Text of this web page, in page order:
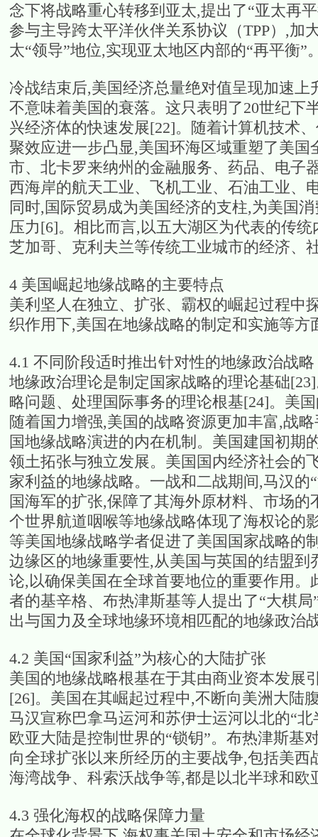
念下将战略重心转移到亚太,提出了“亚太再
参与主导跨太平洋伙伴关系协议（TPP）,加
太“领导”地位,实现亚太地区内部的“再平衡”
冷战结束后,美国经济总量绝对值呈现加速
不意味着美国的衰落。这只表明了20世纪下
兴经济体的快速发展[22]。随着计算机技术
聚效应进一步凸显,美国环海区域重塑了美
市、北卡罗来纳州的金融服务、药品、电子
西海岸的航天工业、飞机工业、石油工业、
同时,国际贸易成为美国经济的支柱,为美国
压力[6]。相比而言,以五大湖区为代表的传
芝加哥、克利夫兰等传统工业城市的经济、
4 美国崛起地缘战略的主要特点
美利坚人在独立、扩张、霸权的崛起过程中
织作用下,美国在地缘战略的制定和实施等方
4.1 不同阶段适时推出针对性的地缘政治战略
地缘政治理论是制定国家战略的理论基础
略问题、处理国际事务的理论根基[24]。美
随着国力增强,美国的战略资源更加丰富,战
国地缘战略演进的内在机制。美国建国初期
领土拓张与独立发展。美国国内经济社会的
家利益的地缘战略。一战和二战期间,马汉的
国海军的扩张,保障了其海外原材料、市场
个世界航道咽喉等地缘战略体现了海权论的
等美国地缘战略学者促进了美国国家战略的
边缘区的地缘重要性,从美国与英国的结盟
论,以确保美国在全球首要地位的重要作用
者的基辛格、布热津斯基等人提出了“大棋
出与国力及全球地缘环境相匹配的地缘政治
4.2 美国“国家利益”为核心的大陆扩张
美国的地缘战略根基在于其由商业资本发展
[26]。美国在其崛起过程中,不断向美洲大陆
马汉宣称巴拿马运河和苏伊士运河以北的“
欧亚大陆是控制世界的“锁钥”。布热津斯基
向全球扩张以来所经历的主要战争,包括美
海湾战争、科索沃战争等,都是以北半球和欧
4.3 强化海权的战略保障力量